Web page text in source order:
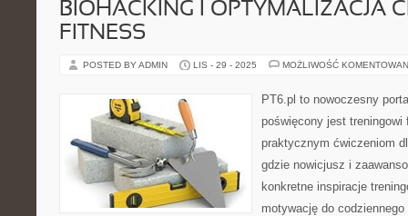
BIOHACKING I OPTYMALIZACJA
FITNESS
POSTED BY ADMIN LIS - 29 - 2025 MOŻLIWOŚĆ
PT6.pl to nowoczesny
poświęcony jest treningowi
praktycznym ćwiczeniom
gdzie nowicjusz i
konkretne inspiracje
motywację do